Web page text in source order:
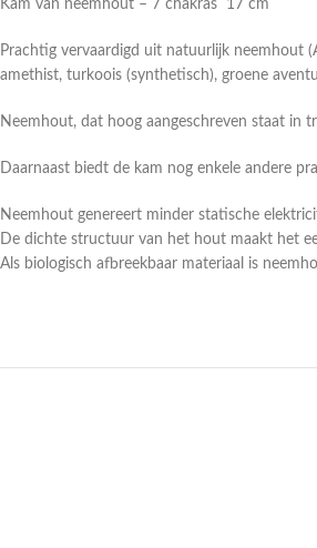
Kam van neemhout – 7 chakras 17 cm
Prachtig vervaardigd uit natuurlijk neemhout
amethist, turkoois (synthetisch), groene
Neemhout, dat hoog aangeschreven staat in
Daarnaast biedt de kam nog enkele andere
Neemhout genereert minder statische
De dichte structuur van het hout maakt het
Als biologisch afbreekbaar materiaal is